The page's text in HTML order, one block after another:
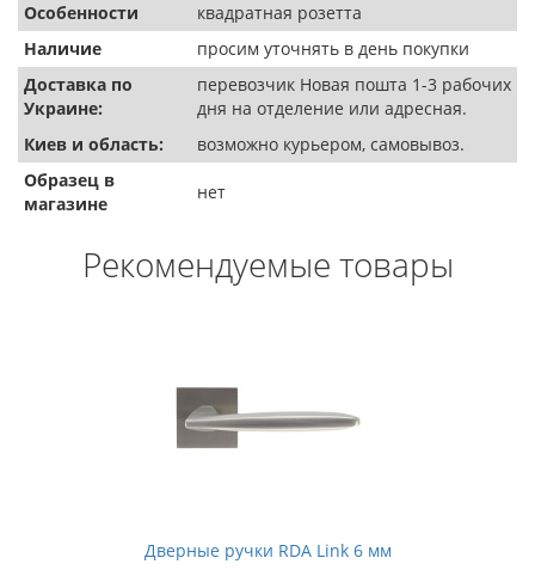
Особенности
квадратная розетта
Наличие
просим уточнять в день покупки
Доставка по
Украине:
перевозчик Новая пошта 1-3 рабочих
дня на отделение или адресная.
Киев и область:
возможно курьером, самовывоз.
Образец в
магазине
нет
Рекомендуемые товары
Дверные ручки RDA Link 6 мм